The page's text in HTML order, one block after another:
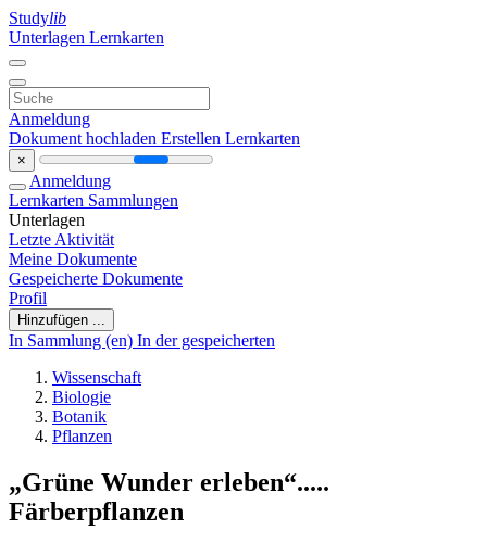
Studylib
Unterlagen Lernkarten
Anmeldung
Dokument hochladen Erstellen Lernkarten
×
Anmeldung
Lernkarten Sammlungen
Unterlagen
Letzte Aktivität
Meine Dokumente
Gespeicherte Dokumente
Profil
Hinzufügen ...
In Sammlung (en) In der gespeicherten
Wissenschaft
Biologie
Botanik
Pflanzen
„Grüne Wunder erleben“.....
Färberpflanzen